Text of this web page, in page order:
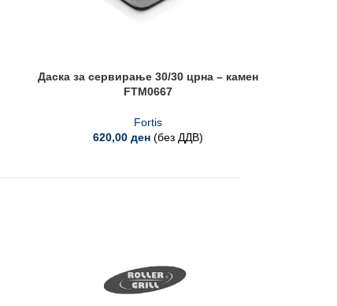
Даска за сервирање 30/30 црна – камен
FTM0667
Fortis
620,00 ден (без ДДВ)